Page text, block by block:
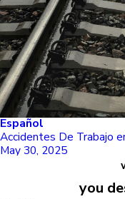
Español
Accidentes De Trabajo
May 30, 2025
you